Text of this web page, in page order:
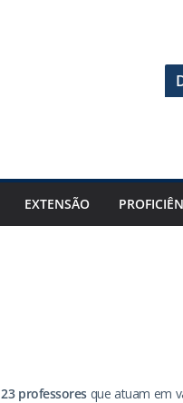
EXTENSÃO
23 professoresque atuam em